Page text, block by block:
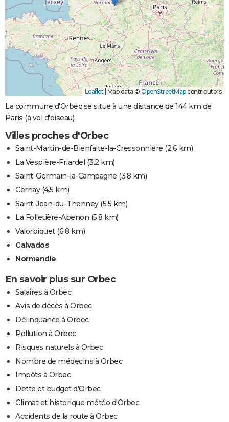
Leaflet Map data © OpenStreetMapcontributors
La commune d'Orbec se situe à une distance de 144 km de
Paris (à vol d'oiseau).
Villes proches d'Orbec
Saint-Martin-de-Bienfaite-la-Cressonnière (2.6 km)
La Vespière-Friardel (3.2 km)
Saint-Germain-la-Campagne (3.8 km)
Cernay(4.5 km)
Saint-Jean-du-Thenney(5.5 km)
La Folletière-Abenon (5.8 km)
Valorbiquet(6.8 km)
Calvados
Normandie
En savoir plus sur Orbec
Salaires à Orbec
Avis de décès à Orbec
Délinquance à Orbec
Pollution à Orbec
Risques naturels à Orbec
Nombre de médecins à Orbec
Impôts à Orbec
Dette et budget d'Orbec
Climat et historique météo d'Orbec
Accidents de la route à Orbec